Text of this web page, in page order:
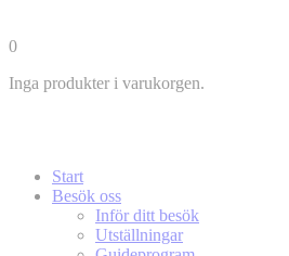
0
Inga produkter i varukorgen.
Start
Besök oss
Inför ditt besök
Utställningar